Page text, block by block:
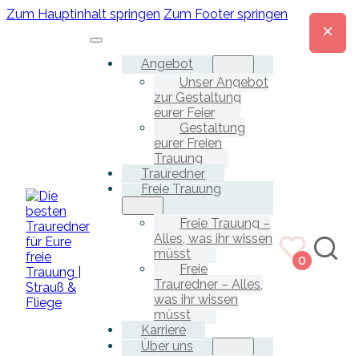
Zum Hauptinhalt springen Zum Footer springen
Angebot
Unser Angebot
zur Gestaltung
eurer Feier
Gestaltung
eurer Freien
Trauung
Trauredner
Freie Trauung
Freie Trauung –
Alles, was ihr wissen
müsst
Freie
Trauredner – Alles,
was ihr wissen
müsst
Karriere
Über uns
0